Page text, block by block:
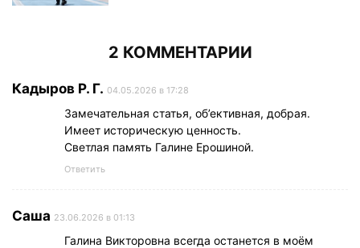
2 КОММЕНТАРИИ
Кадыров Р. Г. 04.05.2026 в 17:28
Замечательная статья, об’ективная, добрая.
Имеет историческую ценность.
Светлая память Галине Ерошиной.
Ответить
Саша 23.06.2026 в 01:13
Галина Викторовна всегда останется в моём